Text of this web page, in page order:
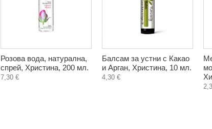
Розова вода, натурална,
спрей, Христина, 200 мл.
7,30 €
Балсам за устни с Какао
и Арган, Христина, 10 мл.
4,30 €